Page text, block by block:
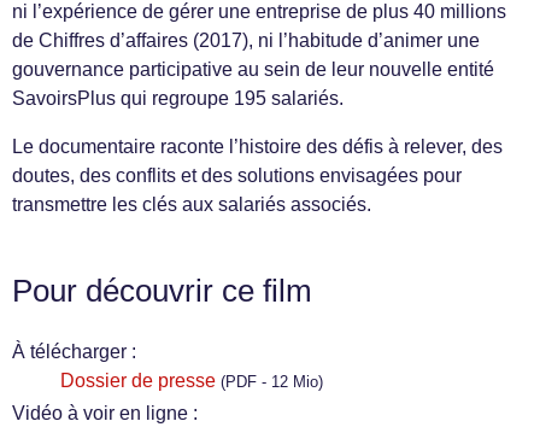
ni l’expérience de gérer une entreprise de plus 40 millions
de Chiffres d’affaires (2017), ni l’habitude d’animer une
gouvernance participative au sein de leur nouvelle entité
SavoirsPlus qui regroupe 195 salariés.
Le documentaire raconte l’histoire des défis à relever, des
doutes, des conflits et des solutions envisagées pour
transmettre les clés aux salariés associés.
Pour découvrir ce film
À télécharger :
Dossier de presse (PDF - 12 Mio)
Vidéo à voir en ligne :